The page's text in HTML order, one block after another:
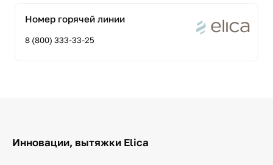
Номер горячей линии
8 (800) 333-33-25
Инновации, вытяжки Elica